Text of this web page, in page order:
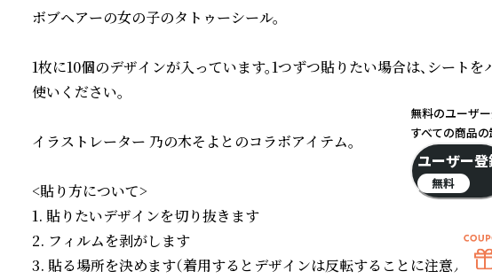
ボブヘアーの女の子のタトゥーシール。
1枚に10個のデザインが入っています。1つずつ貼りたい場合は、シート
使いください。
イラストレーター 乃の木そよとのコラボアイテム。
<貼り方について>
1. 貼りたいデザインを切り抜きます
2. フィルムを剥がします
3. 貼る場所を決めます（着用するとデザインは反転することに注意）
無料のユーザ
すべての商品の
ユーザー登
無料